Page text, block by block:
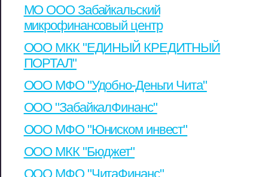
МО ООО Забайкальский
микрофинансовый центр
ООО МКК "ЕДИНЫЙ КРЕДИТНЫЙ
ПОРТАЛ"
ООО МФО "Удобно-Деньги Чита"
ООО "ЗабайкалФинанс"
ООО МФО "Юниском инвест"
ООО МКК "Бюджет"
ООО МФО "ЧитаФинанс"